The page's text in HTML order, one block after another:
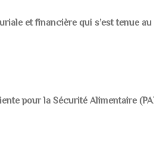
et financière qui s’est tenue
pour la Sécurité Alimentaire